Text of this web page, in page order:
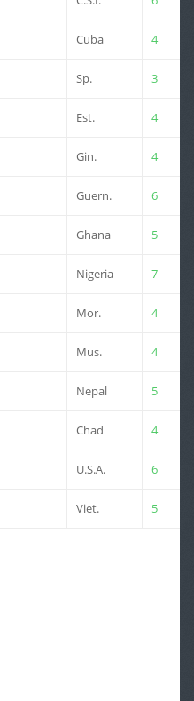
Cuba 4
Sp. 3
Est. 4
Gin. 4
Guern. 6
Ghana 5
Nigeria 7
Mor. 4
Mus. 4
Nepal 5
Chad 4
U.S.A. 6
Viet. 5